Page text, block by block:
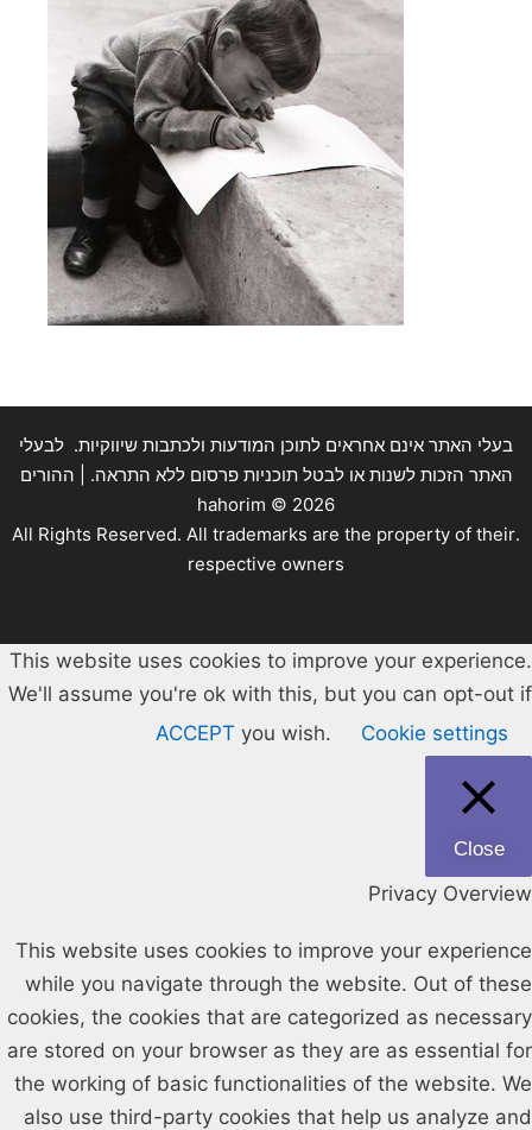
בעלי האתר אינם אחראים לתוכן המודעות ולכתבות שיווקיות. לבעלי
האתר הזכות לשנות או לבטל תוכניות פרסום ללא התראה. | ההורים
hahorim © 2026
.All Rights Reserved. All trademarks are the property of their
respective owners
This website uses cookies to improve your experience.
We'll assume you're ok with this, but you can opt-out if
you wish.
Cookie settings
ACCEPT
Close
Privacy Overview
This website uses cookies to improve your experience
while you navigate through the website. Out of these
cookies, the cookies that are categorized as necessary
are stored on your browser as they are as essential for
the working of basic functionalities of the website. We
also use third-party cookies that help us analyze and